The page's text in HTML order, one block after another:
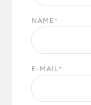
NAME *
E-MAIL *